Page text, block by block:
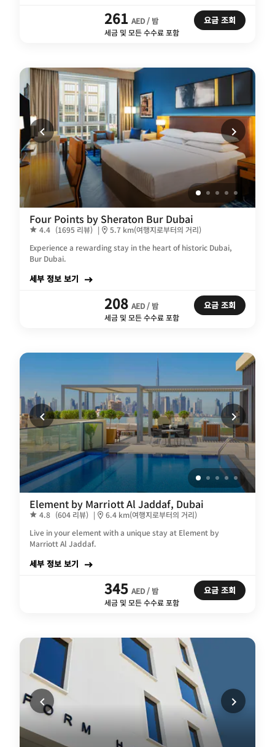
261 AED / 밤
세금 및 모든 수수료 포함
요금 조회
Four Points by Sheraton Bur Dubai
4.4 (1695 리뷰) |
5.7 km(여행지로부터의 거리)
Experience a rewarding stay in the heart of historic Dubai,
Bur Dubai.
세부 정보 보기
208 AED / 밤
세금 및 모든 수수료 포함
요금 조회
Element by Marriott Al Jaddaf, Dubai
4.8 (604 리뷰) |
6.4 km(여행지로부터의 거리)
Live in your element with a unique stay at Element by
Marriott Al Jaddaf.
세부 정보 보기
345 AED / 밤
세금 및 모든 수수료 포함
요금 조회